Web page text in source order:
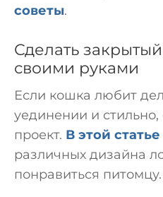
советы.
Сделать
своими руками
Если кошка любит
уединении и стильно,
проект. В этой статье
различных дизайна
понравиться питомцу.